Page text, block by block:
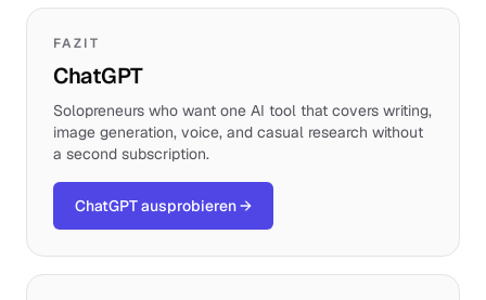
FAZIT
ChatGPT
Solopreneurs who want one AI tool that covers writing,
image generation, voice, and casual research without
a second subscription.
ChatGPT ausprobieren→